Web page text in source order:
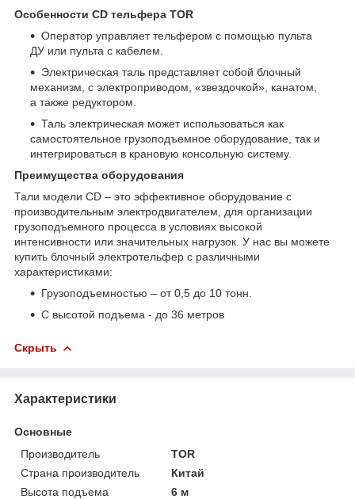
Особенности CD тельфера TOR
Оператор управляет тельфером с помощью пульта
ДУ или пульта с кабелем.
Электрическая таль представляет собой блочный
механизм, с электроприводом, «звездочкой», канатом,
а также редуктором.
Таль электрическая может использоваться как
самостоятельное грузоподъемное оборудование, так и
интегрироваться в крановую консольную систему.
Преимущества оборудования
Тали модели CD – это эффективное оборудование с
производительным электродвигателем, для организации
грузоподъемного процесса в условиях высокой
интенсивности или значительных нагрузок. У нас вы можете
купить блочный электротельфер с различными
характеристиками:
Грузоподъемностью – от 0,5 до 10 тонн.
С высотой подъема - до 36 метров
Скрыть
Характеристики
Основные
Производитель
TOR
Страна производитель
Китай
Высота подъема
6 м